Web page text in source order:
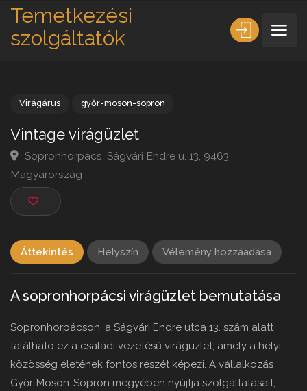
Temetkezési
szolgáltatók
Vintage virágüzlet
Sopronhorpács, Ságvári Endre u. 13, 9463
Magyarország
Áttekintés Helyszín Vélemény hozzáadása
A sopronhorpácsi virágüzlet bemutatása
Sopronhorpácson, a Ságvári Endre utca 13. szám alatt
található ez a családi vezetésű virágüzlet, amely a helyi
közösség életének fontos részét képezi. A vállalkozás
Győr-Moson-Sopron megyében nyújtja szolgáltatásait,